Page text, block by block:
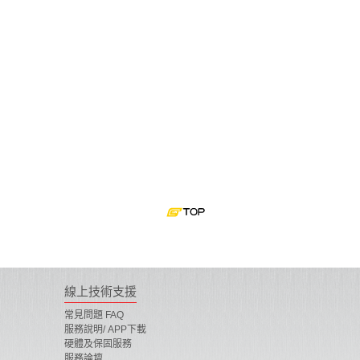
線上技術支援
常見問題 FAQ
服務說明/ APP下載
硬體及保固服務